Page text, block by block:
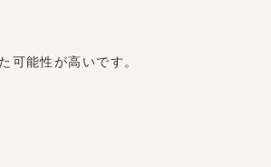
可能性が高いです。